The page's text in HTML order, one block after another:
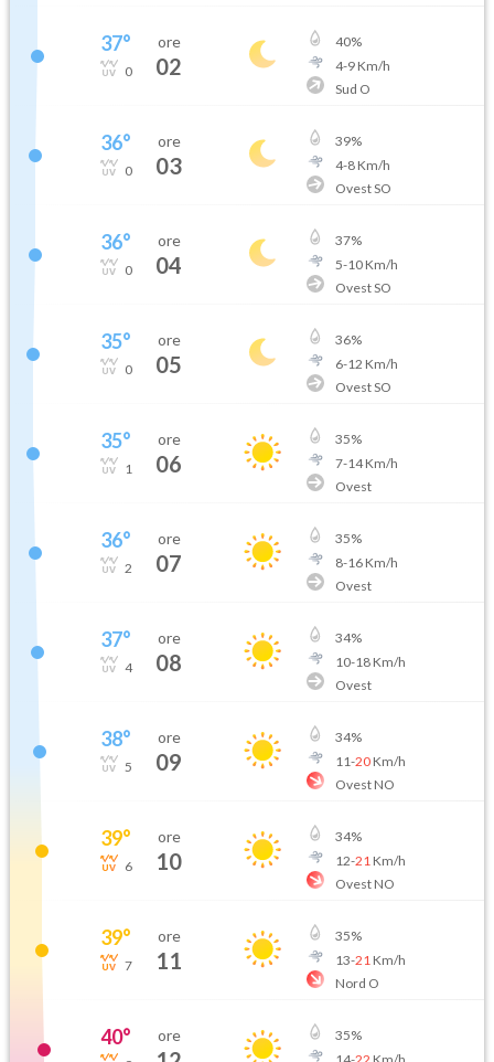
37°
0
ore
02
40%
4-9Km/h
Sud O
36°
0
ore
03
39%
4-8Km/h
Ovest SO
36°
0
ore
04
37%
5-10Km/h
Ovest SO
35°
0
ore
05
36%
6-12 Km/h
Ovest SO
35°
1
ore
06
35%
7-14Km/h
Ovest
36°
2
ore
07
35%
8-16Km/h
Ovest
37°
4
ore
08
34%
10-18Km/h
Ovest
38°
5
ore
09
34%
11-20Km/h
Ovest NO
39°
6
ore
10
34%
12-21 Km/h
Ovest NO
39°
7
ore
11
35%
13-21 Km/h
Nord O
40° ore 35%